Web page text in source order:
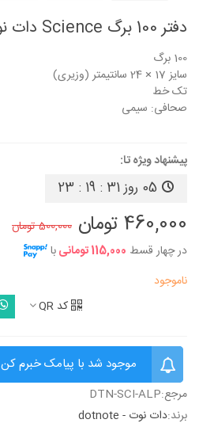
دفتر 100 برگ Science دات نوت طرح الفبا
100 برگ
سایز 17 × 24 سانتیمتر (وزیری)
تک خط
صحافی: سیمی
پیشنهاد ویژه تا:
05 روز 23 : 19 : 30
460,000 تومان
500,000 تومان
در چهار قسط 115,000 تومانی با
ناموجود
کد QR
موجود شد با پیامک خبرم کن
مرجع:DTN-SCI-ALP
برند:دات نوت - dotnote